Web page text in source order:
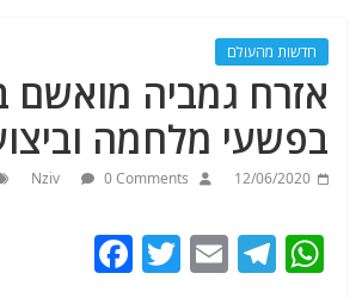
חדשות מהעולם
אזרח גמביה מואשם
בפשעי מלחמה
12/06/2020
Nziv 0 Comments
W
T
E
T